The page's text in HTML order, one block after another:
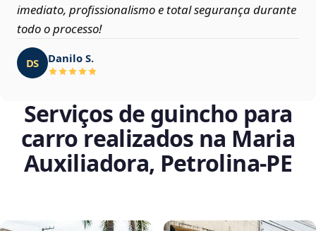
imediato, profissionalismo e total segurança durante
todo o processo!
DS Danilo S.
Serviços de guincho para
carro realizados na Maria
Auxiliadora, Petrolina‑PE